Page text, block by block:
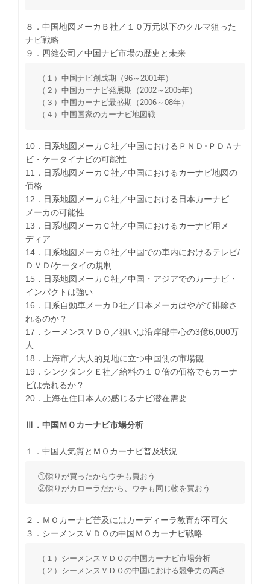
８．中国地図メーカＢ社／１０万元以下のクルマ狙った
ナビ戦略
９．四維公司／中国ナビ市場の歴史と未来
（１）中国ナビ創成期（96～2001年）
（２）中国カーナビ発展期（2002～2005年）
（３）中国カーナビ最盛期（2006～08年）
（４）中国国家のカーナビ地図戦
10．日系地図メーカＣ社／中国におけるＰＮＤ･ＰＤＡナ
ビ・ケータイナビの可能性
11．日系地図メーカＣ社／中国におけるカーナビ地図の
価格
12．日系地図メーカＣ社／中国における日本カーナビ
メーカの可能性
13．日系地図メーカＣ社／中国におけるカーナビ用メ
ディア
14．日系地図メーカＣ社／中国での車内におけるテレビ/
ＤＶＤ/ケータイの規制
15．日系地図メーカＣ社／中国・アジアでのカーナビ・
インパクトは強い
16．日系自動車メーカＤ社／日本メーカはやがて排除さ
れるのか？
17．シーメンスＶＤＯ／狙いは沿岸部中心の3億6,000万
人
18．上海市／大人的見地に立つ中国側の市場観
19．シンクタンクＥ社／給料の１０倍の価格でもカーナ
ビは売れるか？
20．上海在住日本人の感じるナビ潜在需要
Ⅲ．中国ＭＯカーナビ市場分析
１．中国人気質とＭＯカーナビ普及状況
①隣りが買ったからウチも買おう
②隣りがカローラだから、ウチも同じ物を買おう
２．ＭＯカーナビ普及にはカーディーラ教育が不可欠
３．シーメンスＶＤＯの中国ＭＯカーナビ戦略
（１）シーメンスＶＤＯの中国カーナビ市場分析
（２）シーメンスＶＤＯの中国における競争力の高さ